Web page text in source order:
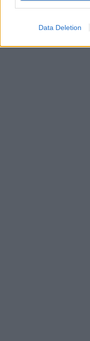
Data Deletion